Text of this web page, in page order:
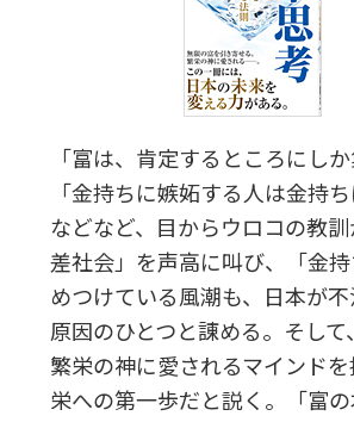
「富は、肯定するところにしか
「金持ちに嫉妬する人は金持
などなど、目からウロコの教
差社会」を声高に叫び、「金
めつけている風潮も、日本が
原因のひとつと諌める。そし
繁栄の神に愛されるマインド
栄への第一歩だと説く。「富